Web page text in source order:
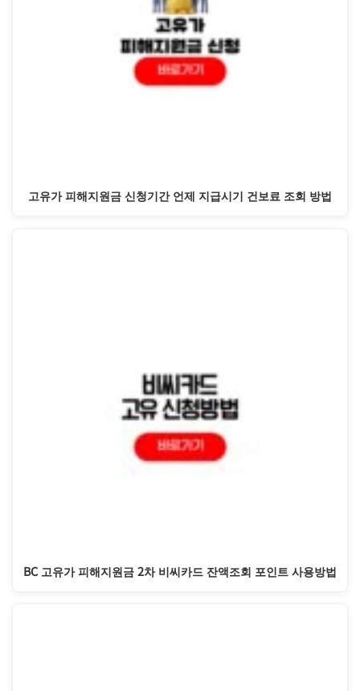
고유가 피해지원금 신청기간 언제 지급시기 건보료 조회 방법
BC 고유가 피해지원금 2차 비씨카드 잔액조회 포인트 사용방법